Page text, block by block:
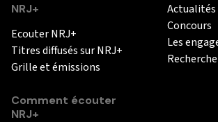
NRJ+
Ecouter NRJ+
Titres diffusés sur NRJ+
Grille et émissions
Comment écouter
NRJ+
Actualités
Concours
Les